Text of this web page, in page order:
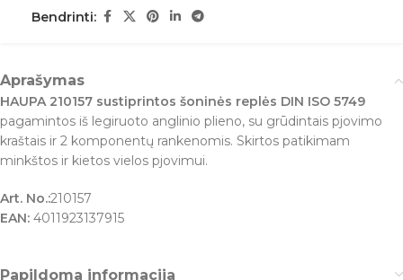
Bendrinti:
Aprašymas
HAUPA 210157 sustiprintos šoninės replės DIN ISO 5749
pagamintos iš legiruoto anglinio plieno, su grūdintais pjovimo
kraštais ir 2 komponentų rankenomis. Skirtos patikimam
minkštos ir kietos vielos pjovimui.
Art. No.:210157
EAN: 4011923137915
Papildoma informacija